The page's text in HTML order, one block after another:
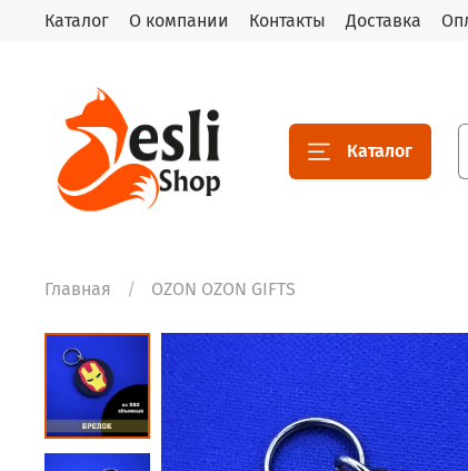
Каталог О компании Контакты Доставка
Каталог
Главная OZON OZON GIFTS